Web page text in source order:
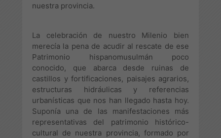
nuestra provincia.
La celebración de nuestro Milenio bien
merecía la pena de acudir al rescate de ese
Patrimonio hispanomusulmán poco
conocido, que abarca desde ruinas de
castillos y fortificaciones, paisajes agrarios,
estructuras hidráulicas y referencias
urbanísticas que nos han llegado hasta hoy.
Suponía una de las manifestaciones más
representativas del patrimonio histórico-
cultural de nuestra provincia, formado por